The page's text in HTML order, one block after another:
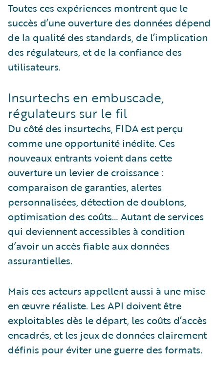
Toutes ces expériences montrent que le
succès d’une ouverture des données dépend
de la qualité des standards, de l’implication
des régulateurs, et de la confiance des
utilisateurs.
Insurtechs en embuscade,
régulateurs sur le fil
Du côté des insurtechs, FIDA est perçu
comme une opportunité inédite. Ces
nouveaux entrants voient dans cette
ouverture un levier de croissance :
comparaison de garanties, alertes
personnalisées, détection de doublons,
optimisation des coûts… Autant de services
qui deviennent accessibles à condition
d’avoir un accès fiable aux données
assurantielles.
Mais ces acteurs appellent aussi à une mise
en œuvre réaliste. Les API doivent être
exploitables dès le départ, les coûts d’accès
encadrés, et les jeux de données clairement
définis pour éviter une guerre des formats.